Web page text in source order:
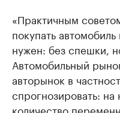
«Практичным
покупать
нужен: без спешки,
Автомобильный
авторынок в
спрогнозировать:
количество